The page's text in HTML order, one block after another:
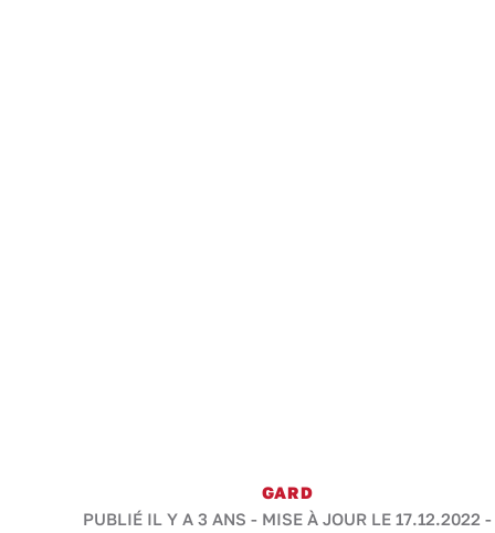
GARD
PUBLIÉ IL Y A 3 ANS - MISE À JOUR LE 17.12.2022 -